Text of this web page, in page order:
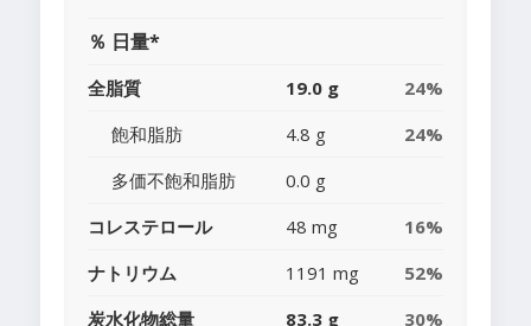
％ 日量*
全脂質 19.0 g
24%
飽和脂肪
4.8 g
24%
多価不飽和脂肪
0.0 g
コレステロール
48 mg
16%
ナトリウム
1191 mg
52%
炭水化物総量
83.3 g 30%